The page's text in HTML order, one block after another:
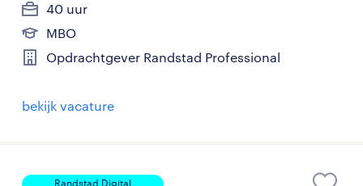
40 uur
MBO
Opdrachtgever Randstad Professional
bekijk vacature
Randstad Digital